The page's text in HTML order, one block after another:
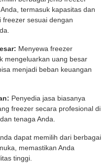
termasuk kapasitas dan
freezer sesuai dengan
Menyewa freezer
mengeluarkan uang besar
menjadi beban keuangan
Penyedia jasa biasanya
freezer secara profesional di
tenaga Anda.
dapat memilih dari berbagai
memastikan Anda
tinggi.